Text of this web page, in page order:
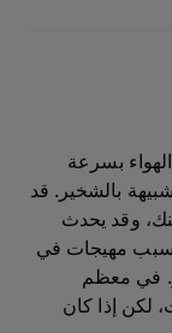
بسرعة
بالشخير. قد
وقد يحدث
بسبب مهيجات في
في معظم
لكن إذا كان